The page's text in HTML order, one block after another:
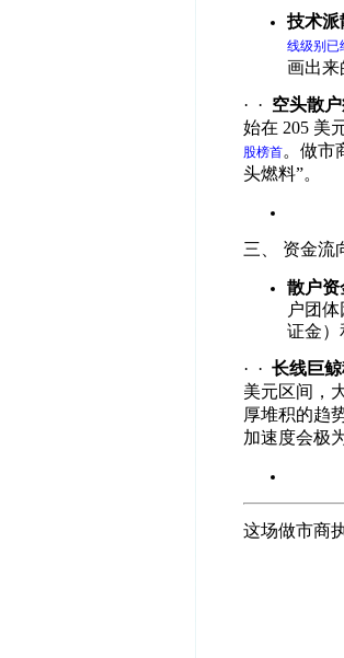
技术派
线级别已
画出来
· · 空头散
始在 205 美
股榜首。做市
头燃料”。
三、 资金流
散户资
户团
证金）
· · 长线巨
美元区间，
厚堆积的趋
加速度会极
这场做市商